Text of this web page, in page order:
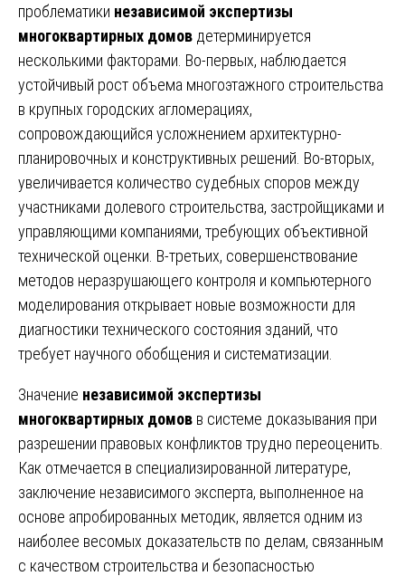
проблематики независимой экспертизы
многоквартирных домов детерминируется
несколькими факторами. Во-первых, наблюдается
устойчивый рост объема многоэтажного строительства
в крупных городских агломерациях,
сопровождающийся усложнением архитектурно-
планировочных и конструктивных решений. Во-вторых,
увеличивается количество судебных споров между
участниками долевого строительства, застройщиками и
управляющими компаниями, требующих объективной
технической оценки. В-третьих, совершенствование
методов неразрушающего контроля и компьютерного
моделирования открывает новые возможности для
диагностики технического состояния зданий, что
требует научного обобщения и систематизации.
Значение независимой экспертизы
многоквартирных домов в системе доказывания при
разрешении правовых конфликтов трудно переоценить.
Как отмечается в специализированной литературе,
заключение независимого эксперта, выполненное на
основе апробированных методик, является одним из
наиболее весомых доказательств по делам, связанным
с качеством строительства и безопасностью